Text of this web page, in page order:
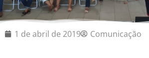
1 de abril de 2019 Comunicação